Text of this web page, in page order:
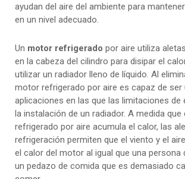
ayudan del aire del ambiente para
en un nivel adecuado.
Un motor refrigerado por aire utiliza
en la cabeza del cilindro para disipar el
utilizar un radiador lleno de líquido. Al
motor refrigerado por aire es capaz de ser
aplicaciones en las que las limitaciones de
la instalación de un radiador. A medida
refrigerado por aire acumula el calor, las
refrigeración permiten que el viento y el
el calor del motor al igual que una persona
un pedazo de comida que es demasiado